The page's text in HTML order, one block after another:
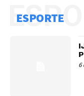
ESPORTE
6